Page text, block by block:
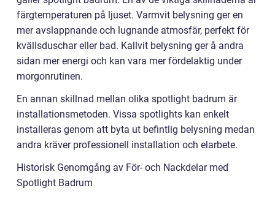
färgtemperaturen på ljuset. Varmvit belysning ger en
mer avslappnande och lugnande atmosfär, perfekt för
kvällsduschar eller bad. Kallvit belysning ger å andra
sidan mer energi och kan vara mer fördelaktig under
morgonrutinen.
En annan skillnad mellan olika spotlight badrum är
installationsmetoden. Vissa spotlights kan enkelt
installeras genom att byta ut befintlig belysning medan
andra kräver professionell installation och elarbete.
Historisk Genomgång av För- och Nackdelar med
Spotlight Badrum